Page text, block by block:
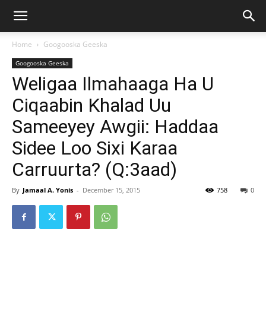
Home Googooska Geeska
Googooska Geeska
Weligaa Ilmahaaga Ha U
Ciqaabin Khalad Uu
Sameeyey Awgii: Haddaa
Sidee Loo Sixi Karaa
Carruurta? (Q:3aad)
By Jamaal A. Yonis - December 15, 2015 0
758